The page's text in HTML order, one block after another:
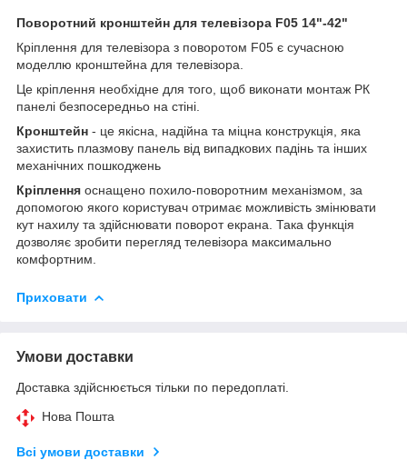
Поворотний кронштейн для телевізора F05 14"-42"
Кріплення для телевізора з поворотом F05 є сучасною
моделлю кронштейна для телевізора.
Це кріплення необхідне для того, щоб виконати монтаж РК
панелі безпосередньо на стіні.
Кронштейн - це якісна, надійна та міцна конструкція, яка
захистить плазмову панель від випадкових падінь та інших
механічних пошкоджень
Кріплення оснащено похило-поворотним механізмом, за
допомогою якого користувач отримає можливість змінювати
кут нахилу та здійснювати поворот екрана. Така функція
дозволяє зробити перегляд телевізора максимально
комфортним.
Приховати
Умови доставки
Доставка здійснюється тільки по передоплаті.
Нова Пошта
Всі умови доставки